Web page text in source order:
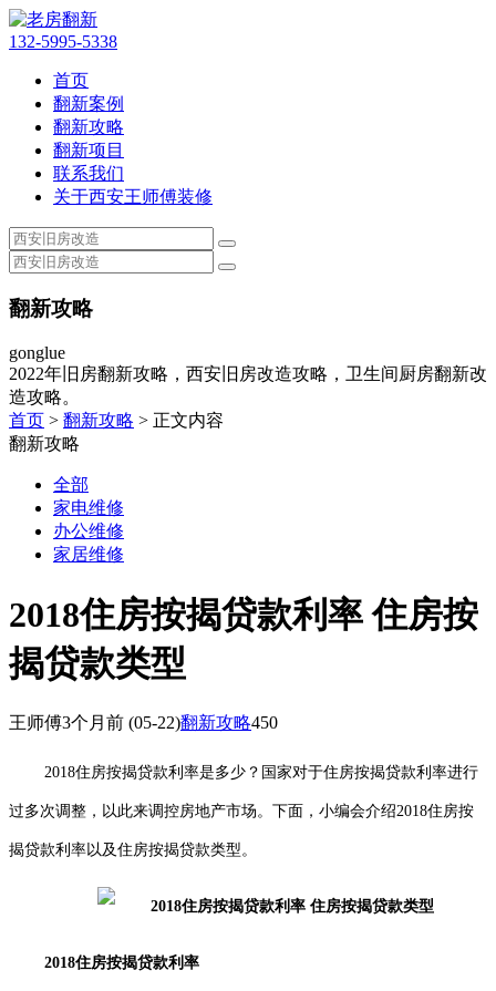
132-5995-5338
首页
翻新案例
翻新攻略
翻新项目
联系我们
关于西安王师傅装修
翻新攻略
gonglue
2022年旧房翻新攻略，西安旧房改造攻略，卫生间厨房翻新改
造攻略。
首页 > 翻新攻略 > 正文内容
翻新攻略
全部
家电维修
办公维修
家居维修
2018住房按揭贷款利率 住房按
揭贷款类型
王师傅3个月前 (05-22)翻新攻略450
2018住房按揭贷款利率是多少？国家对于住房按揭贷款利率进行
过多次调整，以此来调控房地产市场。下面，小编会介绍2018住房按
揭贷款利率以及住房按揭贷款类型。
2018住房按揭贷款利率